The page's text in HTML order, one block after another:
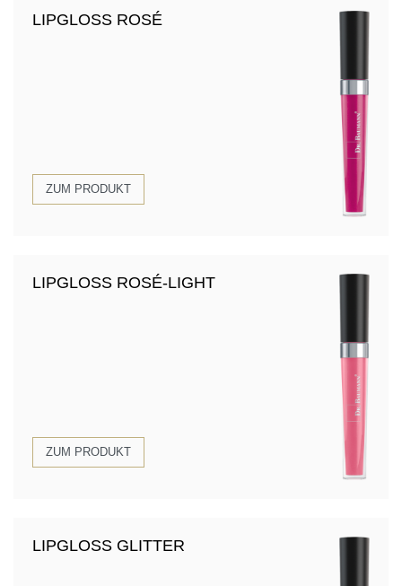
LIPGLOSS ROSÉ
ZUM PRODUKT
LIPGLOSS ROSÉ-LIGHT
ZUM PRODUKT
LIPGLOSS GLITTER